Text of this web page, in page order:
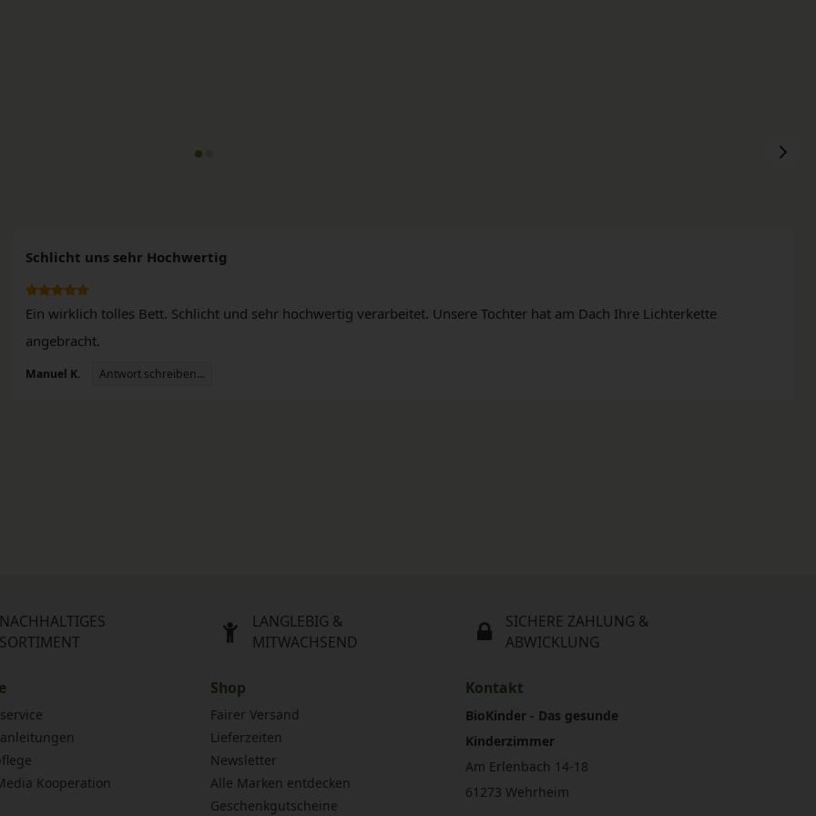
Schlicht uns sehr Hochwertig
Ein wirklich tolles Bett. Schlicht und sehr hochwertig verarbeitet. Unsere Tochter hat am Dach Ihre Lichterkette
angebracht.
Manuel K. Antwort schreiben...
NACHHALTIGES
SORTIMENT
LANGLEBIG &
MITWACHSEND
SICHERE ZAHLUNG &
ABWICKLUNG
Kooperation
Shop
Fairer Versand
Lieferzeiten
Newsletter
Alle Marken entdecken
Geschenkgutscheine
Kontakt
BioKinder - Das gesunde
Kinderzimmer
Am Erlenbach 14-18
61273 Wehrheim